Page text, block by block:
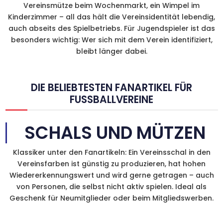
Vereinsmütze beim Wochenmarkt, ein Wimpel im
Kinderzimmer – all das hält die Vereinsidentität lebendig,
auch abseits des Spielbetriebs. Für Jugendspieler ist das
besonders wichtig: Wer sich mit dem Verein identifiziert,
bleibt länger dabei.
DIE BELIEBTESTEN FANARTIKEL FÜR
FUSSBALLVEREINE
SCHALS UND MÜTZEN
Klassiker unter den Fanartikeln: Ein Vereinsschal in den
Vereinsfarben ist günstig zu produzieren, hat hohen
Wiedererkennungswert und wird gerne getragen – auch
von Personen, die selbst nicht aktiv spielen. Ideal als
Geschenk für Neumitglieder oder beim Mitgliedswerben.